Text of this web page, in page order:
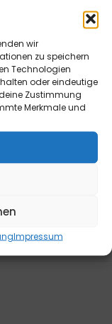
wir
zu speichern
Technologien
oder eindeutige
Zustimmung
Merkmale und
Impressum
Bestellung kann
Gründen
Fax, Brief) oder
werden. Die
Belehrung. Zur
rechtzeitige
bzw.
40724 Hilden,
Weitere